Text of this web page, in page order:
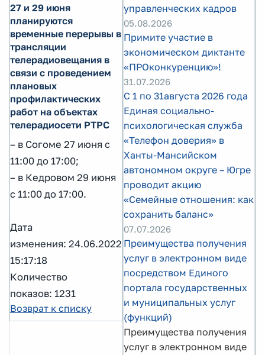
27 и 29 июня
планируются
временные перерывы в
трансляции
телерадиовещания в
связи с проведением
плановых
профилактических
работ на объектах
телерадиосети РТРС
– в Согоме 27 июня с
11:00 до 17:00;
– в Кедровом 29 июня
с 11:00 до 17:00.
Дата
изменения: 24.06.2022
15:17:18
Количество
показов: 1231
Возврат к списку
управленческих кадров
05.08.2026
Примите участие в
экономическом диктанте
«ПРОконкуренцию»!
31.07.2026
С 1 по 31августа 2026 года
Единая социально-
психологическая служба
«Телефон доверия» в
Ханты-Мансийском
автономном округе – Югре
проводит акцию
«Семейные отношения: как
сохранить баланс»
07.07.2026
Преимущества получения
услуг в электронном виде
посредством Единого
портала государственных
и муниципальных услуг
(функций)
Преимущества получения
услуг в электронном виде